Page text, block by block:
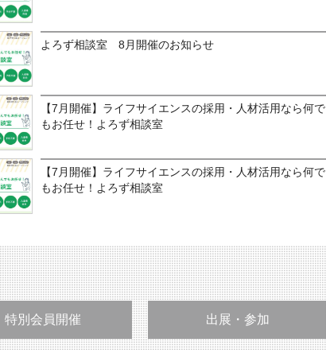
よろず相談室 8月開催のお知らせ
【7月開催】ライフサイエンスの採用・人材活用なら何で
もお任せ！よろず相談室
【7月開催】ライフサイエンスの採用・人材活用なら何で
もお任せ！よろず相談室
特別会員開催 出展・参加